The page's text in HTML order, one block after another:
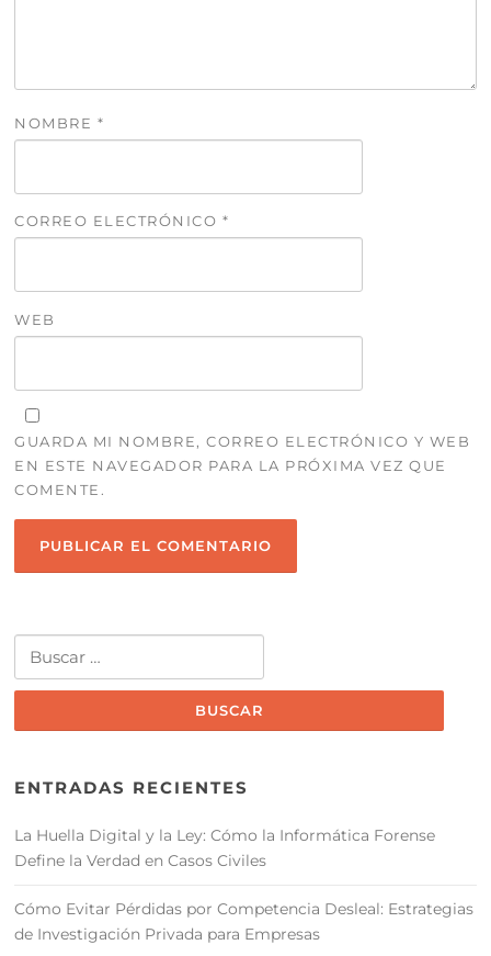
NOMBRE *
CORREO ELECTRÓNICO *
WEB
GUARDA MI NOMBRE, CORREO ELECTRÓNICO Y WEB
EN ESTE NAVEGADOR PARA LA PRÓXIMA VEZ QUE
COMENTE.
ENTRADAS RECIENTES
La Huella Digital y la Ley: Cómo la Informática Forense
Define la Verdad en Casos Civiles
Cómo Evitar Pérdidas por Competencia Desleal: Estrategias
de Investigación Privada para Empresas